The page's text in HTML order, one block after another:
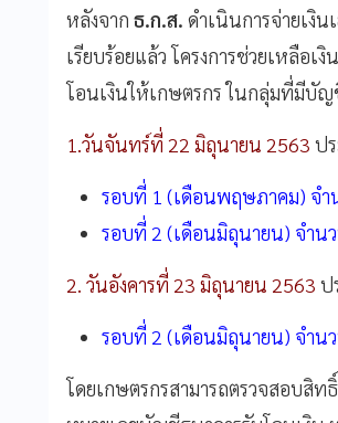
หลังจาก ธ.ก.ส. ดำเนินการจ่ายเงิ
เรียบร้อยแล้ว โครงการช่วยเหลือเ
โอนเงินให้เกษตรกร ในกลุ่มที่มีบัญ
1.วันจันทร์ที่ 22 มิถุนายน 2563 ป
รอบที่ 1 (เดือนพฤษภาคม) จำ
รอบที่ 2 (เดือนมิถุนายน) จำน
2. วันอังคารที่ 23 มิถุนายน 2563 ป
รอบที่ 2 (เดือนมิถุนายน) จำน
โดยเกษตรกรสามารถตรวจสอบสิท